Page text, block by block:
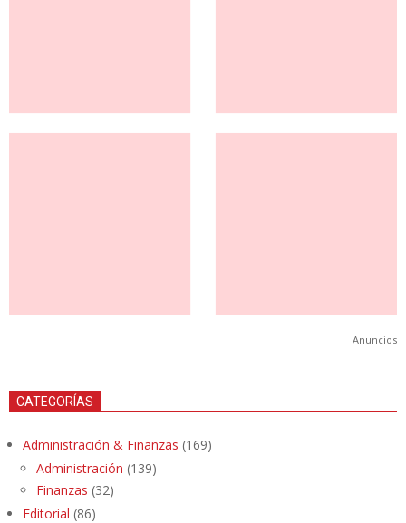
Anuncios
CATEGORÍAS
Administración & Finanzas (169)
Administración (139)
Finanzas (32)
Editorial (86)